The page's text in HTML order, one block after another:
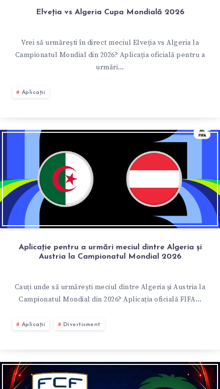
Elveția vs Algeria Cupa Mondială 2026
Vrei să urmărești în direct meciul Elveția vs Algeria la
Campionatul Mondial din 2026? Aplicația oficială pentru a
urmări…
Aplicații
Aplicație pentru a urmări meciul dintre Algeria și
Austria la Campionatul Mondial 2026
Cauți unde să urmărești meciul dintre Algeria și Austria la
Campionatul Mondial din 2026? Aplicația oficială FIFA…
Aplicații Divertisment